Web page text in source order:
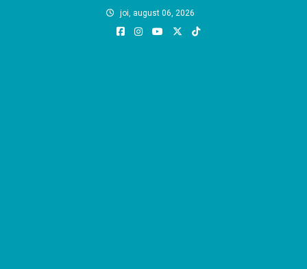
joi, august 06, 2026